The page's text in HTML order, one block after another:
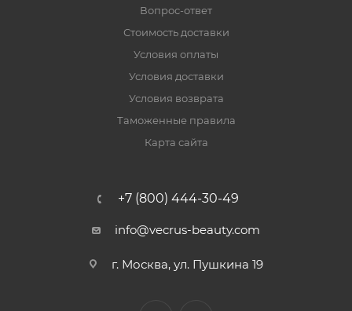
Вопрос-ответ
Стоимость доставки
Условия оплаты
Условия доставки
Условия возврата
Таможенные правила
Карта сайта
+7 (800) 444-30-49
info@vecrus-beauty.com
г. Москва, ул. Пушкина 19